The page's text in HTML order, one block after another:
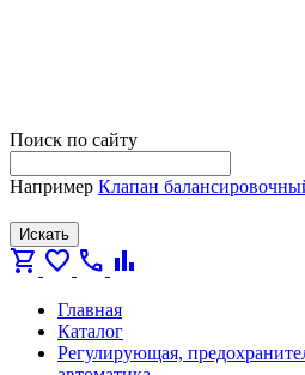
Поиск по сайту
Например Клапан
Искать
shopping_cart favorite call bar_chart
Главная
Каталог
Регулирующая,